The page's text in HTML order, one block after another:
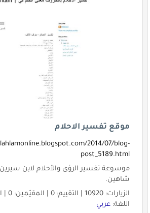
موقع تفسير الاحلام
2014/07/blog-
post_5189.html
موسوعة تفسير الرؤى والأحلام لابن سيرين
شاهين.
الزيارات: 10920 | التقييم: 0 | المقيّمين: 0 | الدولة:
اللغة: عربي